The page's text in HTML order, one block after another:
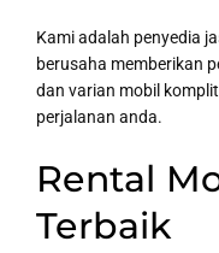
Kami adalah penyedia
berusaha memberikan
dan varian mobil
perjalanan anda.
Rental
Terbaik